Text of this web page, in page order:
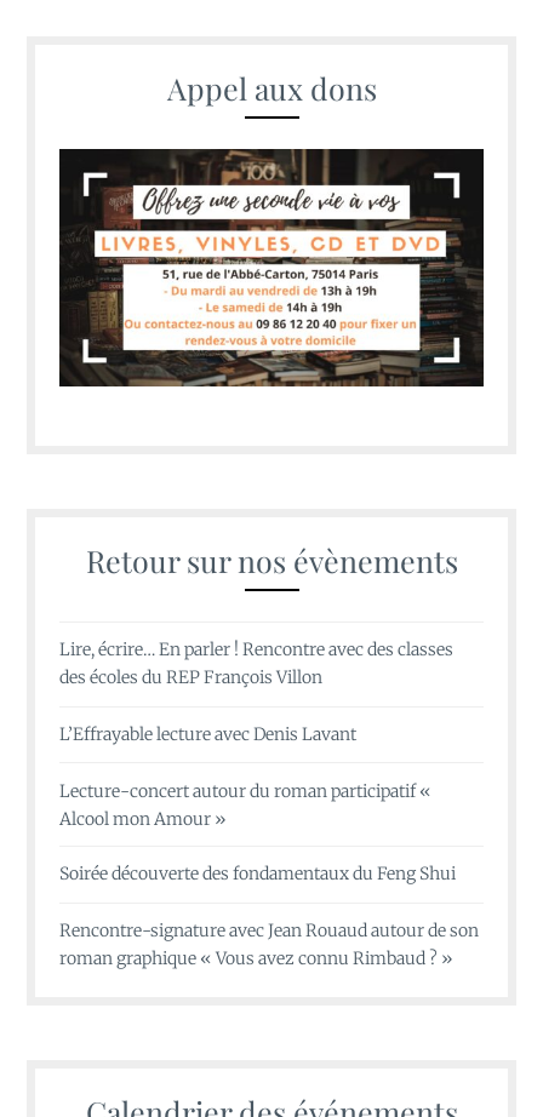
Appel aux dons
Retour sur nos évènements
Lire, écrire… En parler ! Rencontre avec des classes
des écoles du REP François Villon
L’Effrayable lecture avec Denis Lavant
Lecture-concert autour du roman participatif «
Alcool mon Amour »
Soirée découverte des fondamentaux du Feng Shui
Rencontre-signature avec Jean Rouaud autour de son
roman graphique « Vous avez connu Rimbaud ? »